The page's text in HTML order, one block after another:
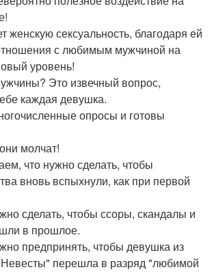
женскую сексуальность, благодаря ей
с любимым мужчиной на
уровень!
Это извечный вопрос,
каждая девушка.
опросы и готовы
молчат!
что нужно сделать, чтобы
вновь вспыхнули, как при первой
сделать, чтобы ссоры, скандалы и
в прошлое.
предпринять, чтобы девушка из
перешла в разряд "любимой